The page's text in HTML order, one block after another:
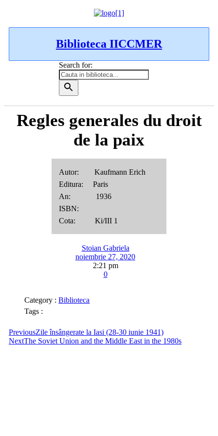
Biblioteca IICCMER
Search for:
Regles generales du droit
de la paix
Autor: Kaufmann Erich
Editura: Paris
An: 1936
ISBN:
Cota: Ki/III 1
Stoian Gabriela
noiembrie 27, 2020
2:21 pm
0
Category : Biblioteca
Tags :
PreviousZile însângerate la Iasi (28-30 iunie 1941)
NextThe Soviet Union and the Middle East in the 1980s